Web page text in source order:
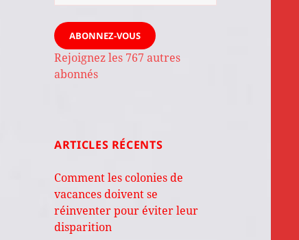
ABONNEZ-VOUS
Rejoignez les 767 autres
abonnés
ARTICLES RÉCENTS
Comment les colonies de
vacances doivent se
réinventer pour éviter leur
disparition